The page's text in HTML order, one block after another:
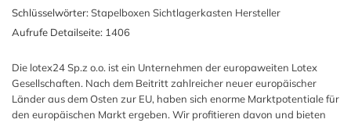
Schlüsselwörter: Stapelboxen Sichtlagerkasten Hersteller
Aufrufe Detailseite: 1406
Die lotex24 Sp.z o.o. ist ein Unternehmen der europaweiten Lotex
Gesellschaften. Nach dem Beitritt zahlreicher neuer europäischer
Länder aus dem Osten zur EU, haben sich enorme Marktpotentiale für
den europäischen Markt ergeben. Wir profitieren davon und bieten